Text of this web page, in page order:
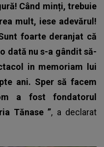
Când minți, trebuie
mult, iese adevărul!
foarte deranjat că
dată nu s-a gândit să-
in memoriam lui
ani. Sper să facem
a fost fondatorul
Tănase ”, a declarat